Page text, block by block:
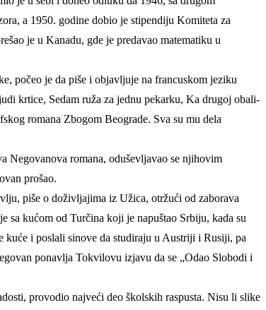
a 1950. godine dobio je stipendiju Komiteta za
je u Kanadu, gde je predavao matematiku u
počeo je da piše i objavljuje na francuskom jeziku
krtice, Sedam ruža za jednu pekarku, Ka drugoj obali-
romana Zbogom Beograde. Sva su mu dela
Negovanova romana, oduševljavao se njihovim
prošao.
piše o doživljajima iz Užica, otržući od zaborava
sa kućom od Turčina koji je napuštao Srbiju, kada su
i poslali sinove da studiraju u Austriji i Rusiji, pa
ponavlja Tokvilovu izjavu da se „Odao Slobodi i
provodio najveći deo školskih raspusta. Nisu li slike